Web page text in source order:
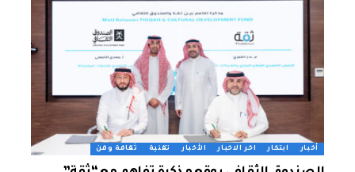
أخبار ابتكار اخر الاخبار الأخبار تقنية ثقافة وفن